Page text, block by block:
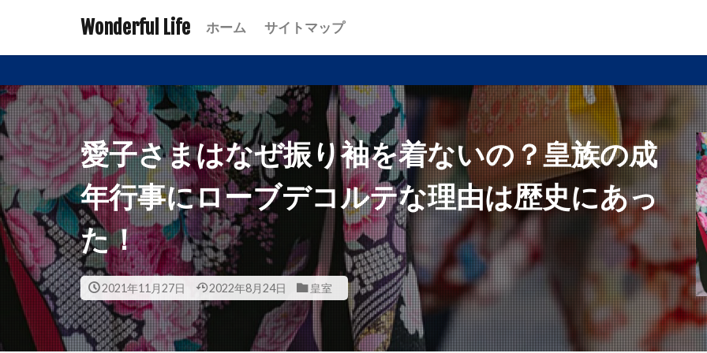
Wonderful Life ホーム サイトマップ
愛子さまはなぜ振り袖を着ないの？皇族の成
年行事にローブデコルテな理由は歴史にあっ
た！
2021年11月27日 2022年8月24日 皇室